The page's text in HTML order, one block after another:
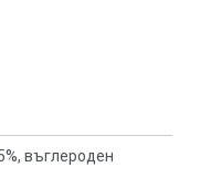
въглероден